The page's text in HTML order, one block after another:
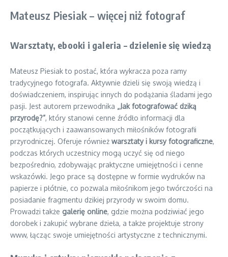
Mateusz Piesiak – więcej niż fotograf
Warsztaty, ebooki i galeria – dzielenie się wiedzą
Mateusz Piesiak to postać, która wykracza poza ramy
tradycyjnego fotografa. Aktywnie dzieli się swoją wiedzą i
doświadczeniem, inspirując innych do podążania śladami jego
pasji. Jest autorem przewodnika „Jak fotografować dziką
przyrodę?”, który stanowi cenne źródło informacji dla
początkujących i zaawansowanych miłośników fotografii
przyrodniczej. Oferuje również warsztaty i kursy fotograficzne,
podczas których uczestnicy mogą uczyć się od niego
bezpośrednio, zdobywając praktyczne umiejętności i cenne
wskazówki. Jego prace są dostępne w formie wydruków na
papierze i płótnie, co pozwala miłośnikom jego twórczości na
posiadanie fragmentu dzikiej przyrody w swoim domu.
Prowadzi także galerię online, gdzie można podziwiać jego
dorobek i zakupić wybrane dzieła, a także projektuje strony
www, łącząc swoje umiejętności artystyczne z technicznymi.